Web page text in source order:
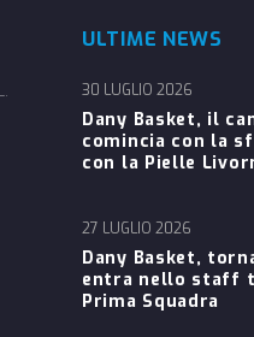
ULTIME NEWS
Dany Basket, il
comincia con la
con la Pielle
30 LUGLIO 2026
Dany Basket,
entra nello staff
Prima Squadra
27 LUGLIO 2026